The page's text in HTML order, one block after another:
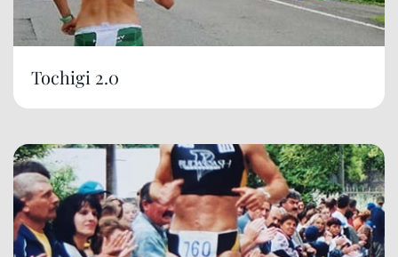
Tochigi 2.0